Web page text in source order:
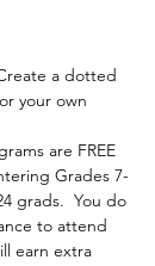
a dotted
your own
are FREE
Grades 7-
grads.  You do
to attend
earn extra